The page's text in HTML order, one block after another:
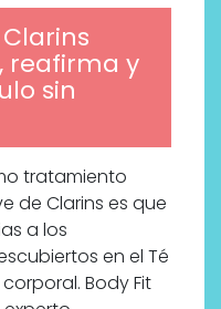
reafirma y
sin
tratamiento
de Clarins es que
a los
en el Té
Body Fit